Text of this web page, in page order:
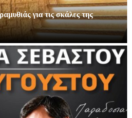
για τις σκάλες της